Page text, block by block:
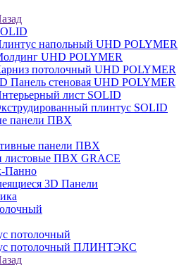
напольный UHD POLYMER
UHD POLYMER
потолочный UHD POLYMER
Панель стеновая UHD POLYMER
лист SOLID
плинтус SOLID
панели ПВХ
панели ПВХ
листовые ПВХ GRACE
Панно
3D Панели
потолочный
потолочный ПЛИНТЭКС